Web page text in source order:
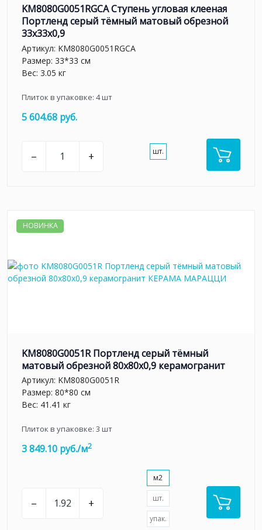
KM8080G0051RGCA Ступень угловая клееная
Портленд серый тёмный матовый обрезной
33x33x0,9
Артикул: KM8080G0051RGCA
Размер: 33*33 см
Вес: 3.05 кг
Плиток в упаковке: 4шт
5 604.68 руб.
– + шт.
НОВИНКА
KM8080G0051R Портленд серый тёмный
матовый обрезной 80x80x0,9 керамогранит
Артикул: KM8080G0051R
Размер: 80*80 см
Вес: 41.41 кг
Плиток в упаковке: 3 шт
3 849.10 руб./м2
– +
м2
шт.
упак.